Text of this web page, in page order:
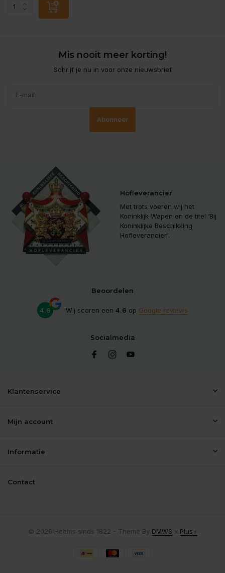
Mis nooit meer korting!
Schrijf je nu in voor onze nieuwsbrief
Abonneer
Hofleverancier
Met trots voeren wij het
Koninklijk Wapen en de titel ‘Bij
Koninklijke Beschikking
Hofleverancier'.
Beoordelen
4.6 Wij scoren een 4.6 op Google reviews
Socialmedia
Klantenservice
Mijn account
Informatie
Contact
© 2026 Heems sinds 1822 - Theme By DMWS x Plus+